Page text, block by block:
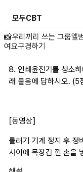
모두CBT
8. 인쇄윤전
📸우리끼리 쓰는 그룹앨
여요구경하기
8. 인쇄윤전기를 청소
래 물음에 답하시오. (5
[동영상]
롤러기 기계 정지 후 정
사이에 목장갑 낀 손을